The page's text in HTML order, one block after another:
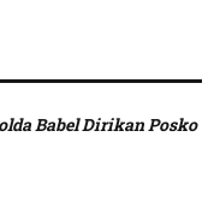
Babel Dirikan Posko